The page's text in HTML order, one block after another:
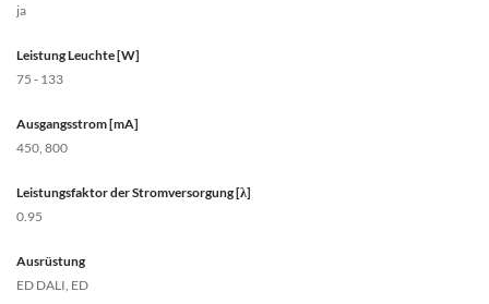
ja
Leistung Leuchte [W]
75 - 133
Ausgangsstrom [mA]
450, 800
Leistungsfaktor der Stromversorgung [λ]
0.95
Ausrüstung
ED DALI, ED